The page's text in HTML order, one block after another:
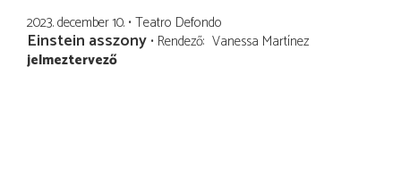
2023. december 10. Teatro Defondo
Einstein asszony Rendező Vanessa Martínez
jelmeztervező